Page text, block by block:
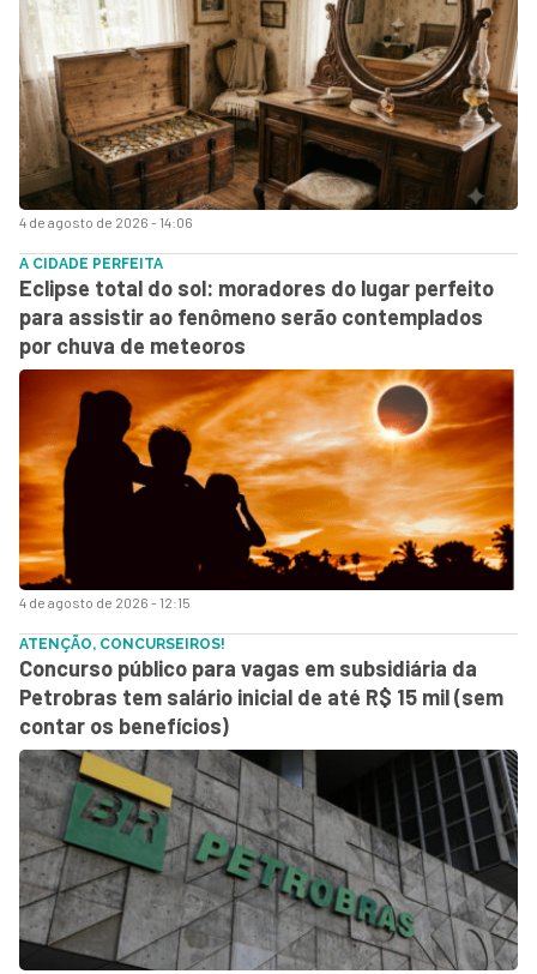
4 de agosto de 2026 - 14:06
4 de agosto de 2026 - 12:15
A CIDADE PERFEITA
Eclipse total do sol: moradores do lugar perfeito
para assistir ao fenômeno serão contemplados
por chuva de meteoros
ATENÇÃO, CONCURSEIROS!
Concurso público para vagas em subsidiária da
Petrobras tem salário inicial de até R$ 15 mil (sem
contar os benefícios)